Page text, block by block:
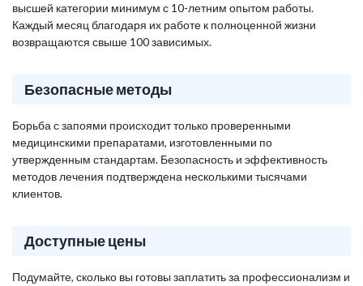
высшей категории минимум с 10-летним опытом работы.
Каждый месяц благодаря их работе к полноценной жизни
возвращаются свыше 100 зависимых.
Безопасные методы
Борьба с запоями происходит только проверенными
медицинскими препаратами, изготовленными по
утвержденным стандартам. Безопасность и эффективность
методов лечения подтверждена несколькими тысячами
клиентов.
Доступные цены
Подумайте, сколько вы готовы заплатить за профессионализм и